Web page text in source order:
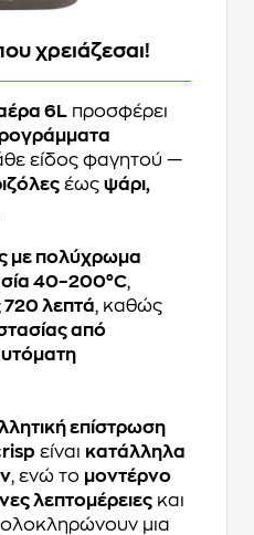
χρειάζεσαι!
6L προσφέρει
είδος φαγητού —
έως ψάρι,
με πολύχρωμα
40–200°C,
λεπτά, καθώς
από
επίστρωση
είναι κατάλληλα
, ενώ το μοντέρνο
λεπτομέρειες και
ολοκληρώνουν μια